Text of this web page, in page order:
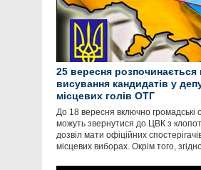
25 вересня розпочинається
висування кандидатів у
місцевих голів ОТГ
До 18 вересня включно громадські
можуть звернутися до ЦВК з
дозвіл мати офіційних
місцевих виборах. Окрім того,